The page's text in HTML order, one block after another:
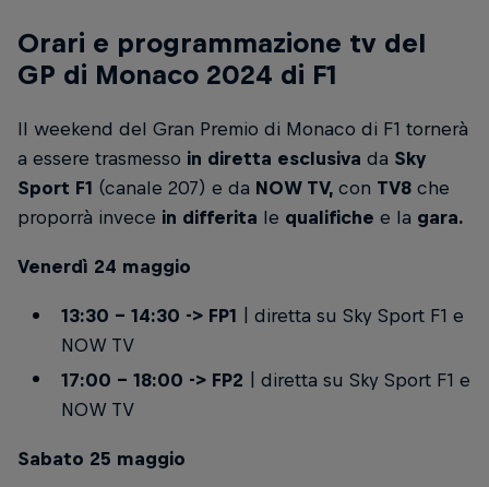
Orari e programmazione tv del
GP di Monaco 2024 di F1
Il weekend del Gran Premio di Monaco di F1 tornerà
a essere trasmesso in diretta esclusiva da Sky
Sport F1 (canale 207) e da NOW TV, con TV8 che
proporrà invece in differita le qualifiche e la gara.
Venerdì 24 maggio
13:30 – 14:30 -> FP1 | diretta su Sky Sport F1 e
NOW TV
17:00 – 18:00 -> FP2 | diretta su Sky Sport F1 e
NOW TV
Sabato 25 maggio